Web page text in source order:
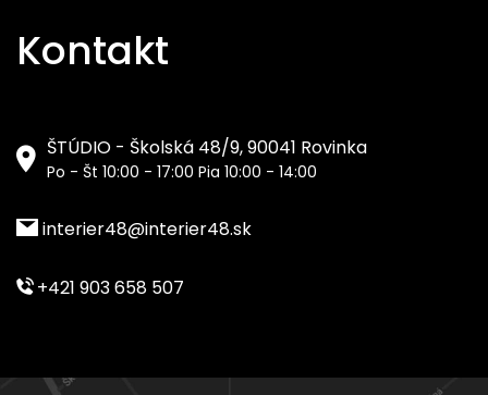
Kontakt
ŠTÚDIO - Školská 48/9, 90041 Rovinka
Po - Št 10:00 - 17:00 Pia 10:00 - 14:00
interier48@interier48.sk
+421 903 658 507